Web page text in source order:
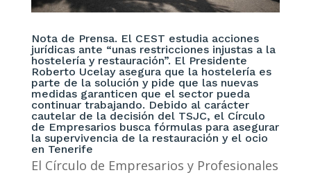
Nota de Prensa. El CEST estudia acciones
jurídicas ante “unas restricciones injustas a la
hostelería y restauración”. El Presidente
Roberto Ucelay asegura que la hostelería es
parte de la solución y pide que las nuevas
medidas garanticen que el sector pueda
continuar trabajando. Debido al carácter
cautelar de la decisión del TSJC, el Círculo
de Empresarios busca fórmulas para asegurar
la supervivencia de la restauración y el ocio
en Tenerife
El Círculo de Empresarios y Profesionales